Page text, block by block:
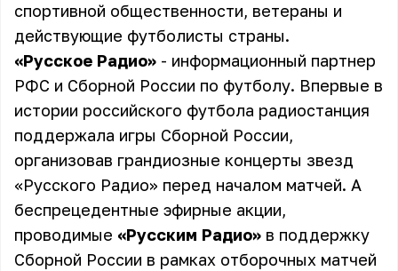
спортивной общественности, ветераны и
действующие футболисты страны.
«Русское Радио» - информационный партнер
РФС и Сборной России по футболу. Впервые в
истории российского футбола радиостанция
поддержала игры Сборной России,
организовав грандиозные концерты звезд
«Русского Радио» перед началом матчей. А
беспрецедентные эфирные акции,
проводимые «Русским Радио» в поддержку
Сборной России в рамках отборочных матчей